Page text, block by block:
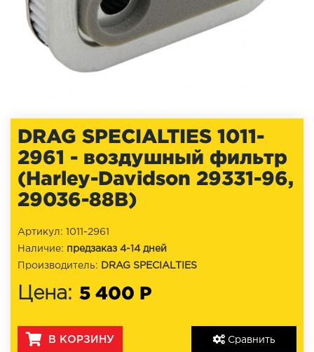
DRAG SPECIALTIES 1011-
2961 - воздушный фильтр
(Harley-Davidson 29331-96,
29036-88B)
Сравнить
Артикул: 1011-2961
Наличие: предзаказ 4-14 дней
Производитель:
DRAG SPECIALTIES
Цена: 5 400 Р
В КОРЗИНУ